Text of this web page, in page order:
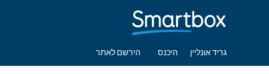
גריד אונליין היכנס הירשם לאתר